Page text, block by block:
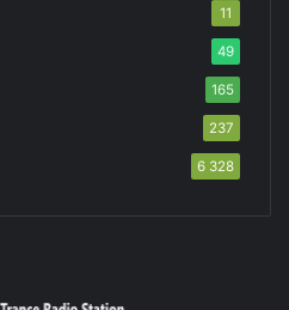
11
49
165
237
6 328